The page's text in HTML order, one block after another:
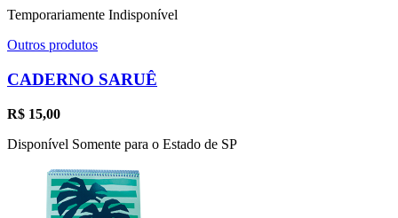
Temporariamente Indisponível
Outros produtos
CADERNO SARUÊ
R$ 15,00
Disponível Somente para o Estado de SP